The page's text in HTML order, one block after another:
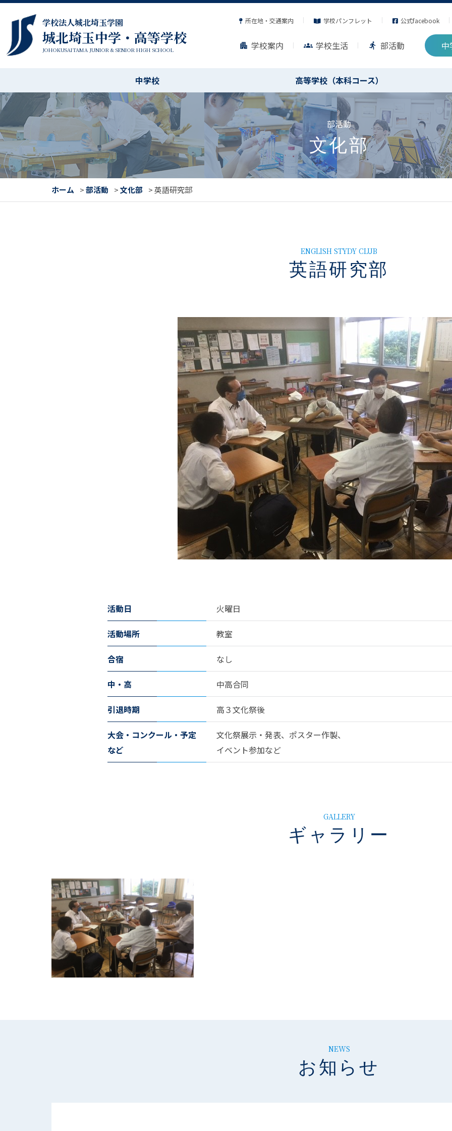
学校法人城北埼玉学園
城北埼玉中学・高等学校
JOHOKUSAITAMA JUNIOR & SENIOR HIGH SCHOOL
所在地・交通案内 学校パンフレット 公式facebook
apartment 学校案内 groups 学校生活 directions_run 部活動
中学校 高等学校（本科コース）
部活動
文化部
ホーム >部活動 >文化部 >英語研究部
ENGLISH STYDY CLUB
英語研究部
活動日 火曜日
活動場所 教室
合宿 なし
中・高 中高合同
引退時期 高３文化祭後
大会・コンクール・予定
など
文化祭展示・発表、ポスター作製、
イベント参加など
GALLERY
ギャラリー
NEWS
お知らせ